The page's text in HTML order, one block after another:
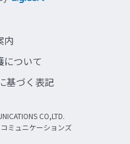
内
について
基づく表記
CO,LTD.
ミュニケーションズ